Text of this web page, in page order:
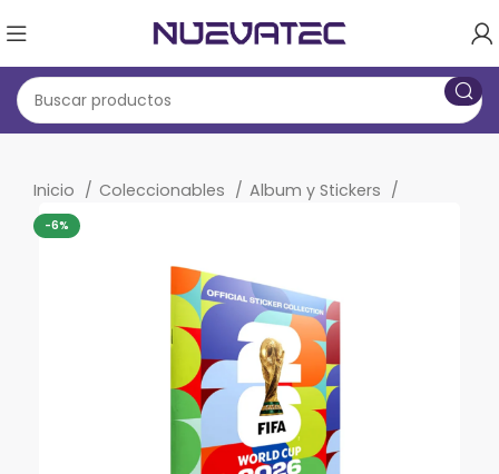
Inicio Coleccionables Album y Stickers
-6%